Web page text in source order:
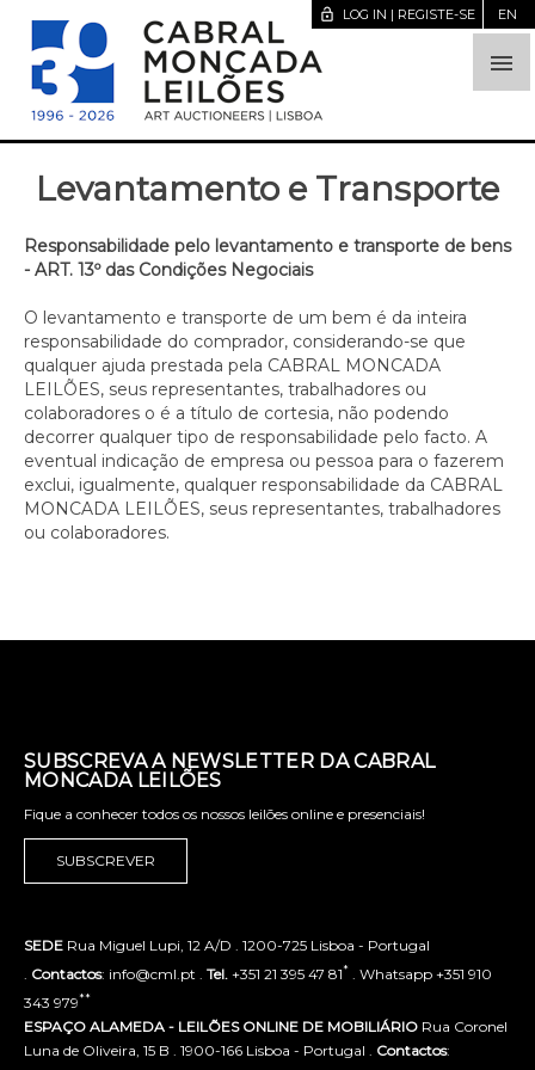

lock_open LOG IN | REGISTE-SE EN
Levantamento e Transporte
Responsabilidade pelo levantamento e transporte de bens
- ART. 13º das Condições Negociais
O levantamento e transporte de um bem é da inteira
responsabilidade do comprador, considerando-se que
qualquer ajuda prestada pela CABRAL MONCADA
LEILÕES, seus representantes, trabalhadores ou
colaboradores o é a título de cortesia, não podendo
decorrer qualquer tipo de responsabilidade pelo facto. A
eventual indicação de empresa ou pessoa para o fazerem
exclui, igualmente, qualquer responsabilidade da CABRAL
MONCADA LEILÕES, seus representantes, trabalhadores
ou colaboradores.
SUBSCREVA A NEWSLETTER DA CABRAL
MONCADA LEILÕES
Fique a conhecer todos os nossos leilões online e presenciais!
SUBSCREVER
SEDE Rua Miguel Lupi, 12 A/D . 1200-725 Lisboa - Portugal
. Contactos: info@cml.pt . Tel. +351 21 395 47 81* . Whatsapp +351 910
343 979**
ESPAÇO ALAMEDA - LEILÕES ONLINE DE MOBILIÁRIO Rua Coronel
Luna de Oliveira, 15 B . 1900-166 Lisboa - Portugal . Contactos: